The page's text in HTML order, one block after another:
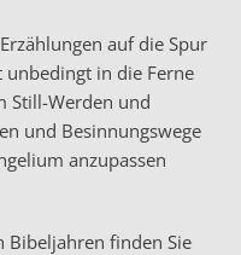
auf die Spur
in die Ferne
Still-Werden und
und Besinnungswege
anzupassen
Bibeljahren finden Sie